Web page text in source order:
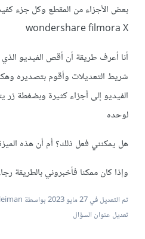
بعض الأجزاء من المقطع وكل جزء
wondershare filmora X
أنا أعرف طريقة أن أقص الفيديو
شريط التعديلات وأقوم بتصديره
الفيديو إلى أجزاء كثيرة وبضغطة
لوحده
هل يمكنني فعل ذلك؟ أم أن هذه
وإذا كان ممكنا فأخبروني بالطريقة
تم التعديل في27 مايو 2023
بواسطة Mustafa Suleiman
تعديل عنوان السؤال